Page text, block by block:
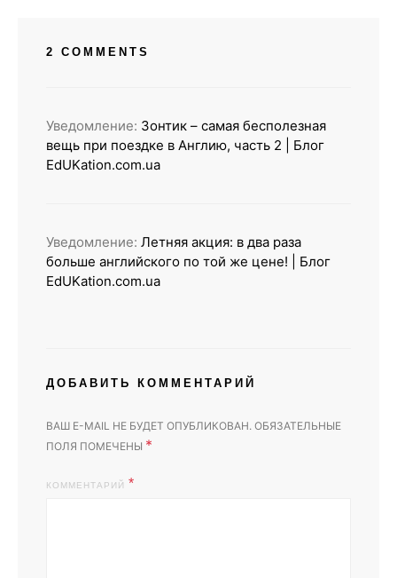
2 COMMENTS
Уведомление: Зонтик – самая бесполезная
вещь при поездке в Англию, часть 2 | Блог
EdUKation.com.ua
Уведомление: Летняя акция: в два раза
больше английского по той же цене! | Блог
EdUKation.com.ua
ДОБАВИТЬ КОММЕНТАРИЙ
ВАШ E-MAIL НЕ БУДЕТ ОПУБЛИКОВАН. ОБЯЗАТЕЛЬНЫЕ
ПОЛЯ ПОМЕЧЕНЫ *
КОММЕНТАРИЙ